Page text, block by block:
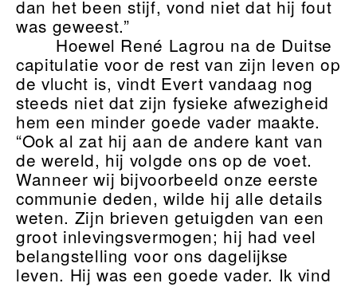
dan het been stijf, vond niet dat hij fout
was geweest.”
Hoewel René Lagrou na de Duitse
capitulatie voor de rest van zijn leven op
de vlucht is, vindt Evert vandaag nog
steeds niet dat zijn fysieke afwezigheid
hem een minder goede vader maakte.
“Ook al zat hij aan de andere kant van
de wereld, hij volgde ons op de voet.
Wanneer wij bijvoorbeeld onze eerste
communie deden, wilde hij alle details
weten. Zijn brieven getuigden van een
groot inlevingsvermogen; hij had veel
belangstelling voor ons dagelijkse
leven. Hij was een goede vader. Ik vind